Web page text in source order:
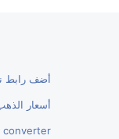
أضف رابط
أسعار الذهب
converter